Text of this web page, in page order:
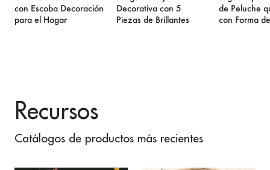
con Escoba Decoración
para el Hogar
Decorativa con 5
Piezas de Brillantes
de Peluche
con Forma
Recursos
Catálogos de productos más recientes